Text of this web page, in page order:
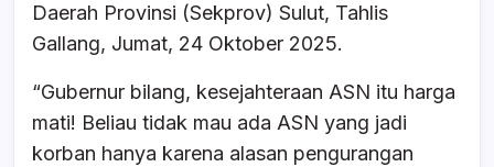
Daerah Provinsi (Sekprov) Sulut, Tahlis
Gallang, Jumat, 24 Oktober 2025.
“Gubernur bilang, kesejahteraan ASN itu harga
mati! Beliau tidak mau ada ASN yang jadi
korban hanya karena alasan pengurangan